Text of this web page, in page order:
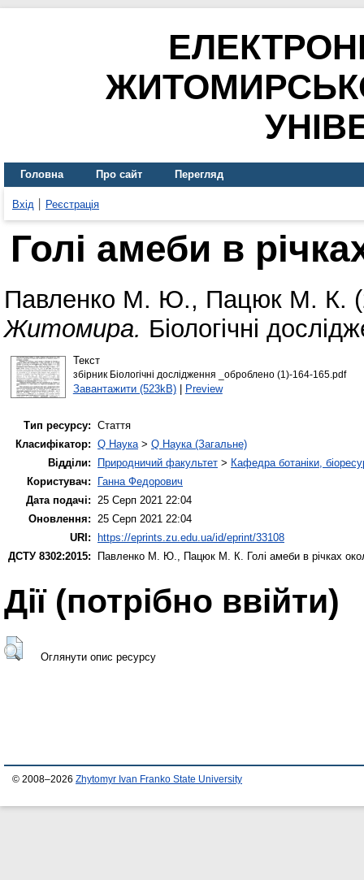
Головна Про сайт Перегляд
Вхід Реєстрація
Голі амеби в
Павленко М. Ю., Пацюк М. К.
Житомира. Біологічні
Текст
збірник Біологічні дослідження _оброблено (1)-164-165.pdf
Завантажити (523kB)| Preview
Тип ресурсу: Стаття
Класифікатор: Q Наука> Q Наука (Загальне)
Відділи:
Природничий факультет > Кафедра ботаніки,
Користувач:
Ганна Федорович
Дата подачі: 25 Серп 2021 22:04
Оновлення: 25 Серп 2021 22:04
URI:
https://eprints.zu.edu.ua/id/eprint/33108
ДСТУ 8302:2015:
Павленко М. Ю., Пацюк М. К. Голі амеби в річках
Дії ​​(потрібно ввійти)
Оглянути опис ресурсу
© 2008–2026 Zhytomyr Ivan Franko State University